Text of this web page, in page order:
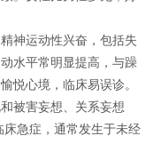
神运动性兴奋，包括失
水平常明显提高，与躁
悦心境，临床易误诊。
被害妄想、关系妄想
床急症，通常发生于未经